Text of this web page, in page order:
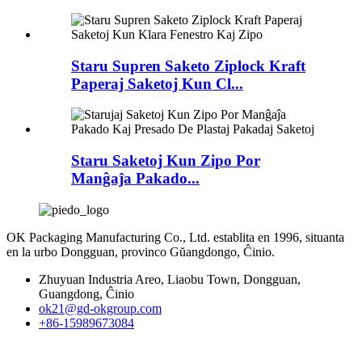
Staru Supren Saketo Ziplock Kraft
Paperaj Saketoj Kun Cl...
Staru Saketoj Kun Zipo Por
Manĝaĵa Pakado...
OK Packaging Manufacturing Co., Ltd. establita en 1996, situanta
en la urbo Dongguan, provinco Gŭangdongo, Ĉinio.
Zhuyuan Industria Areo, Liaobu Town, Dongguan,
Guangdong, Ĉinio
ok21@gd-okgroup.com
+86-15989673084